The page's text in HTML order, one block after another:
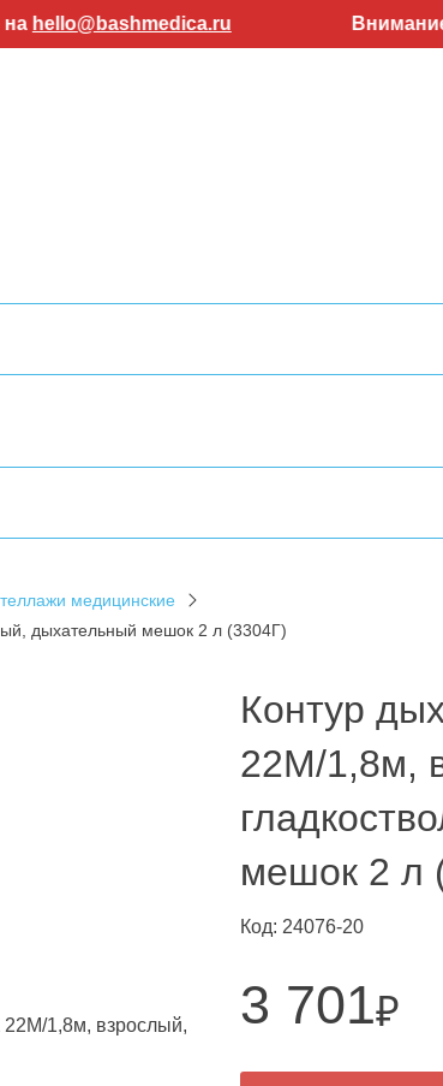
Внимание!
медицинские
дыхательный мешок 2 л (3304Г)
Контур
22М/1,8м,
мешок 2 л
Код: 24076-20
3 701₽